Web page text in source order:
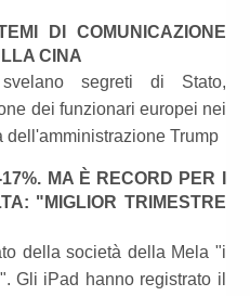
DI COMUNICAZIONE
CINA
segreti di Stato,
dei funzionari europei nei
Trump
MA È RECORD PER I
"MIGLIOR TRIMESTRE
della società della Mela "i
Gli iPad hanno registrato il